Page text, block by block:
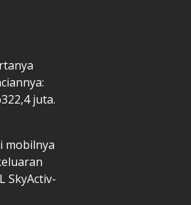
juta.
mobilnya
SkyActiv-